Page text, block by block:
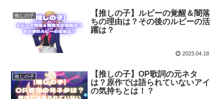
推しの子
【推しの子】ルビーの覚醒＆闇落
ちの理由は？その後のルビーの活
躍は？
2023.04.18
推しの子
【推しの子】OP歌詞の元ネタ
は？原作では語られていないアイ
の気持ちとは！？